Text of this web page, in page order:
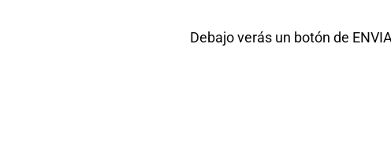
Debajo verás un botón de